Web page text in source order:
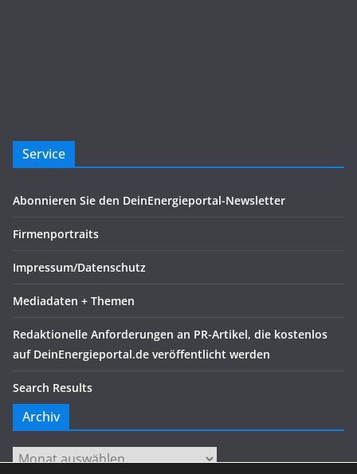
Service
Abonnieren Sie den DeinEnergieportal-Newsletter
Firmenportraits
Impressum/Datenschutz
Mediadaten + Themen
Redaktionelle Anforderungen an PR-Artikel, die kostenlos
auf DeinEnergieportal.de veröffentlicht werden
Search Results
Archiv
Archiv